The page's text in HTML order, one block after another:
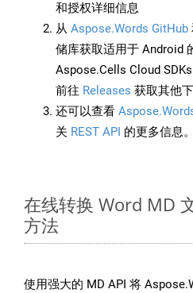
和授权详细信息
从 Aspose.Words GitHub
储库获取适用于 Android
Aspose.Cells Cloud
前往 Releases 获取其他下
还可以查看
关 REST API 的更多信息。
在线转换 Word MD
方法
使用强大的 MD API 将